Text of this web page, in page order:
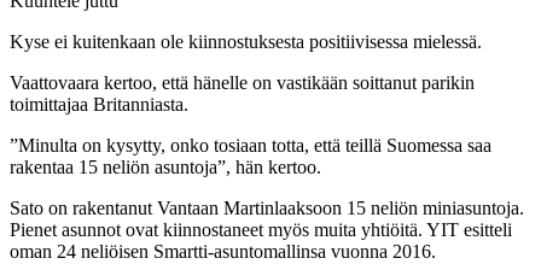
Kyse ei kuitenkaan ole kiinnostuksesta positiivisessa mielessä.
Vaattovaara kertoo, että hänelle on vastikään soittanut parikin
toimittajaa Britanniasta.
”Minulta on kysytty, onko tosiaan totta, että teillä Suomessa saa
rakentaa 15 neliön asuntoja”, hän kertoo.
Sato on rakentanut Vantaan Martinlaaksoon 15 neliön miniasuntoja.
Pienet asunnot ovat kiinnostaneet myös muita yhtiöitä. YIT esitteli
oman 24 neliöisen Smartti-asuntomallinsa vuonna 2016.